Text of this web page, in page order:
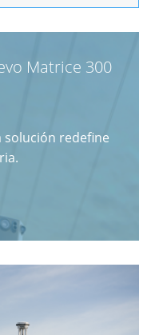
Matrice 300
solución redefine